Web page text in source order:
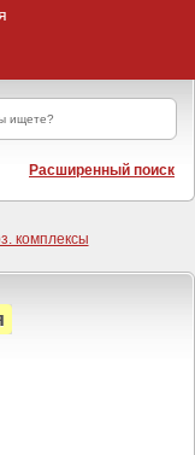
Расширенный поиск
комплексы